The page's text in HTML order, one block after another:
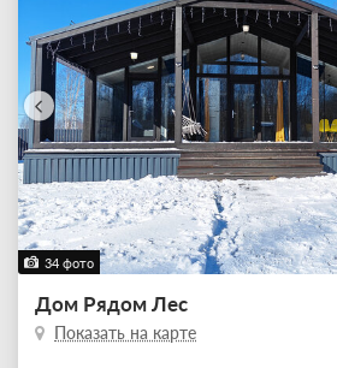
34 фото
Дом Рядом Лес
Показать на карте